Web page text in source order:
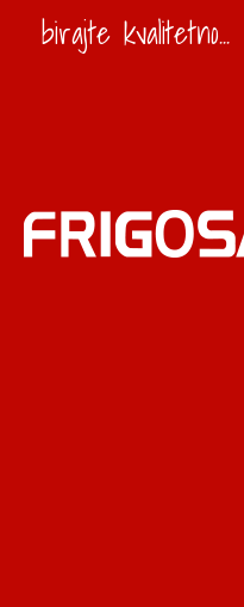
birajte kvalitetno...